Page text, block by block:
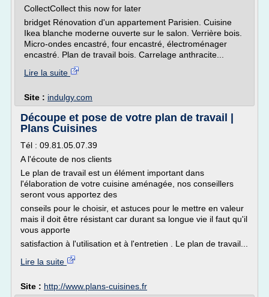
CollectCollect this now for later
bridget Rénovation d'un appartement Parisien. Cuisine
Ikea blanche moderne ouverte sur le salon. Verrière bois.
Micro-ondes encastré, four encastré, électroménager
encastré. Plan de travail bois. Carrelage anthracite...
Lire la suite
Site : indulgy.com
Découpe et pose de votre plan de travail |
Plans Cuisines
Tél : 09.81.05.07.39
A l'écoute de nos clients
Le plan de travail est un élément important dans
l'élaboration de votre cuisine aménagée, nos conseillers
seront vous apportez des
conseils pour le choisir, et astuces pour le mettre en valeur
mais il doit être résistant car durant sa longue vie il faut qu'il
vous apporte
satisfaction à l'utilisation et à l'entretien . Le plan de travail...
Lire la suite
Site : http://www.plans-cuisines.fr